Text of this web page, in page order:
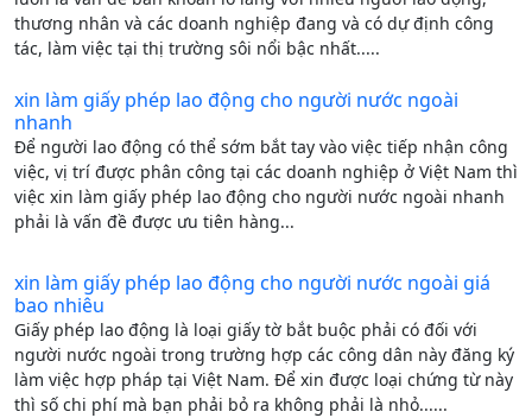
thương nhân và các doanh nghiệp đang và có dự định công
tác, làm việc tại thị trường sôi nổi bậc nhất.....
xin làm giấy phép lao động cho người nước ngoài
nhanh
Để người lao động có thể sớm bắt tay vào việc tiếp nhận công
việc, vị trí được phân công tại các doanh nghiệp ở Việt Nam thì
việc xin làm giấy phép lao động cho người nước ngoài nhanh
phải là vấn đề được ưu tiên hàng...
xin làm giấy phép lao động cho người nước ngoài giá
bao nhiêu
Giấy phép lao động là loại giấy tờ bắt buộc phải có đối với
người nước ngoài trong trường hợp các công dân này đăng ký
làm việc hợp pháp tại Việt Nam. Để xin được loại chứng từ này
thì số chi phí mà bạn phải bỏ ra không phải là nhỏ......